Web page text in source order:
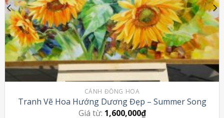
CÁNH ĐỒNG HOA
Tranh Vẽ Hoa Hướng Dương Đẹp – Summer Song
Giá từ: 1,600,000₫